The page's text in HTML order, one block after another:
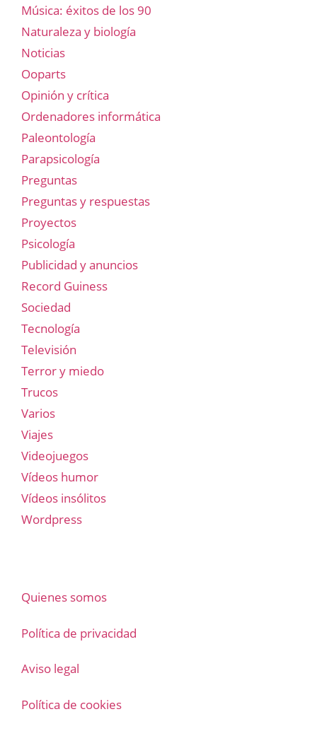
Música: éxitos de los 90
Naturaleza y biología
Noticias
Ooparts
Opinión y crítica
Ordenadores informática
Paleontología
Parapsicología
Preguntas
Preguntas y respuestas
Proyectos
Psicología
Publicidad y anuncios
Record Guiness
Sociedad
Tecnología
Televisión
Terror y miedo
Trucos
Varios
Viajes
Videojuegos
Vídeos humor
Vídeos insólitos
Wordpress
Quienes somos
Política de privacidad
Aviso legal
Política de cookies